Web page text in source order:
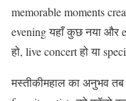
memorable moments
evening यहाँ कुछ नया और
हो, live concert हो या
मस्तीकीमहाल का अनुभव